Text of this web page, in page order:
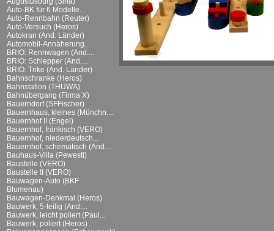
Auto-BK für 6 Modelle...
Auto-Rennbahn (Reuter)
Auto-Versuch (Heros)
Autokran (And. Länder)
Automobil-Annäherung...
BRIO: Rennwagen (And....
BRIO: Schlepper (And....
BRIO: Trike (And. Länder)
Bahnschranke (Heros)
Bahnstation (THUWA)
Bahnübergang (Firma X)
Bauerndorf (SFFischer)
Bauernhaus, kleines (Münchn....
Bauernhof II (Engel)
Bauernhof, fränkisch (VERO)
Bauernhof, niederdeutsch...
Bauernhof, schematisch (And....
Bauhaus-Villa (Pewesti)
Baustelle (VERO)
Baustelle II (VERO)
Bauwagen-Auto (BKF
Blumenau)
Bauwagen-Denkmal (Heros)
Bauwerk, 5-teilig (And....
Bauwerk, leicht poliert (Paul...
Bauwerk, poliert (Heros)